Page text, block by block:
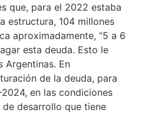
que, para el 2022 estaba
estructura, 104 millones
aproximadamente, “5 a 6
esta deuda. Esto le
Argentinas. En
de la deuda, para
en las condiciones
desarrollo que tiene